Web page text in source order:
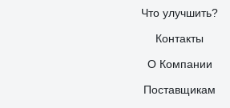
Что улучшить?
Контакты
О Компании
Поставщикам